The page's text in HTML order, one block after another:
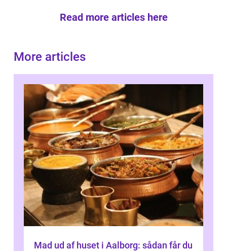
Read more articles here
More articles
Mad ud af huset i Aalborg: sådan får du